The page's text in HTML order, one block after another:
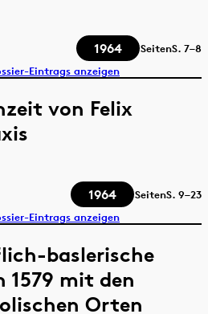
1964 SeitenS. 7–8
Eintrags anzeigen
von Felix
1964 SeitenS. 9–23
Eintrags anzeigen
baslerische
1579 mit den
Orten